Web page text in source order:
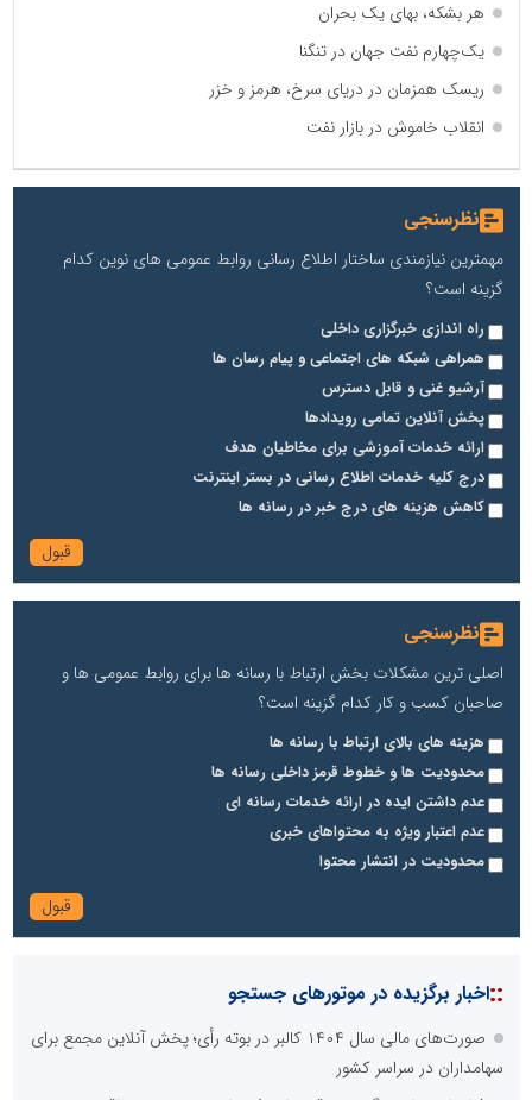
هر بشکه، بهای یک بحران
یک‌چهارم نفت جهان در تنگنا
ریسک همزمان در دریای سرخ، هرمز و خزر
انقلاب خاموش در بازار نفت
نظرسنجی
مهمترین نیازمندی ساختار اطلاع رسانی روابط عمومی های نوین کدام
گزینه است؟
راه اندازی خبرگزاری داخلی
همراهی شبکه های اجتماعی و پیام رسان ها
آرشیو غنی و قابل دسترس
پخش آنلاین تمامی رویدادها
ارائه خدمات آموزشی برای مخاطیان هدف
درج کلیه خدمات اطلاع رسانی در بستر اینترنت
کاهش هزینه های درج خبر در رسانه ها
نظرسنجی
اصلی ترین مشکلات بخش ارتباط با رسانه ها برای روابط عمومی ها و
صاحبان کسب و کار کدام گزینه است؟
هزینه های بالای ارتباط با رسانه ها
محدودیت ها و خطوط قرمز داخلی رسانه ها
عدم داشتن ایده در ارائه خدمات رسانه ای
عدم اعتبار ویژه به محتواهای خبری
محدودیت در انتشار محتوا
::اخبار برگزیده در موتورهای جستجو
صورت‌های مالی سال ۱۴۰۴ کالبر در بوته رأی؛ پخش آنلاین مجمع برای
سهامداران در سراسر کشور